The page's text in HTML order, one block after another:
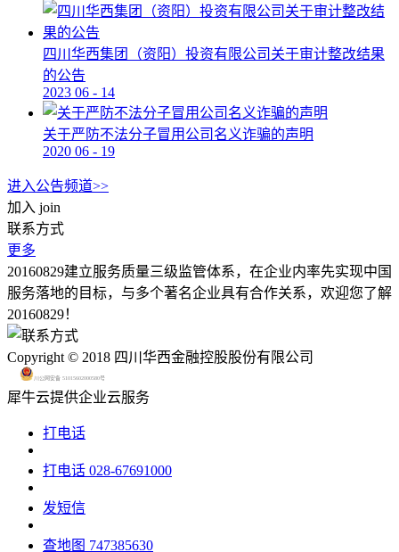
四川华西集团（资阳）投资有限公司关于审计整改结果
的公告
2023 06 - 14
关于严防不法分子冒用公司名义诈骗的声明
2020 06 - 19
进入公告频道>>
加入 join
联系方式
更多
20160829建立服务质量三级监管体系，在企业内率先实现中国
服务落地的目标，与多个著名企业具有合作关系，欢迎您了解
20160829！
Copyright © 2018 四川华西金融控股股份有限公司
川公网安备 51015602000580号
犀牛云提供企业云服务
打电话
打电话 028-67691000
发短信
查地图 747385630